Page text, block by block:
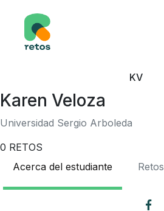
KV
Karen Veloza
Universidad Sergio Arboleda
0 RETOS
Acerca del estudiante
Retos